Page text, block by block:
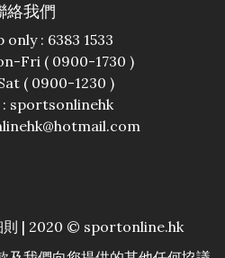
絡我們
only : 6383 1533
Fri ( 0900-1730 )
1230 )
sportsonlinehk
| 2020 © sportonline.hk